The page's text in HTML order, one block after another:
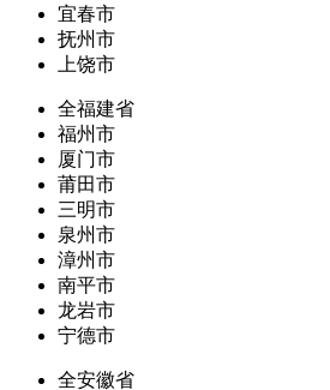
宜春市
抚州市
上饶市
全福建省
福州市
厦门市
莆田市
三明市
泉州市
漳州市
南平市
龙岩市
宁德市
全安徽省